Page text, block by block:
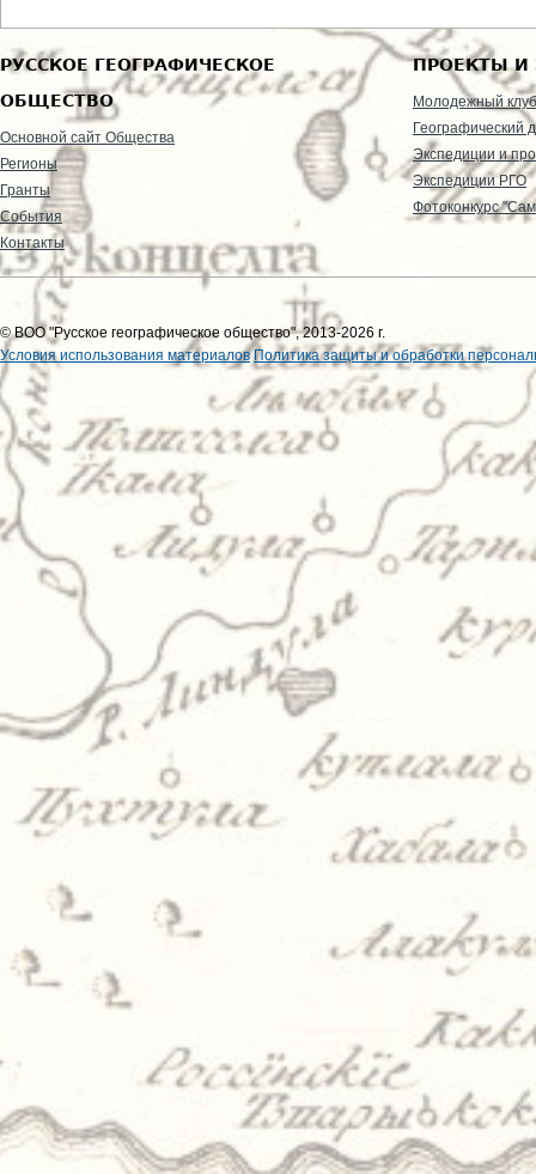
РУССКОЕ ГЕОГРАФИЧЕСКОЕ
ОБЩЕСТВО
Основной сайт Общества
Регионы
Гранты
События
Контакты
ПРОЕКТЫ И
Молодежный клуб
Географический
Экспедиции и
Экспедиции РГО
Фотоконкурс
© ВОО "Русское географическое общество", 2013-2026 г.
Условия использования материалов Политика защиты и обработки